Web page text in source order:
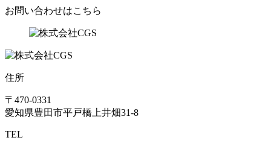
お問い合わせはこちら
住所
〒470-0331
愛知県豊田市平戸橋上井畑31-8
TEL